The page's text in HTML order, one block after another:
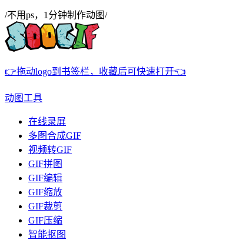
/不用ps，1分钟制作动图/
👉拖动logo到书签栏，收藏后可快速打开👈
动图工具
在线录屏
多图合成GIF
视频转GIF
GIF拼图
GIF编辑
GIF缩放
GIF裁剪
GIF压缩
智能抠图